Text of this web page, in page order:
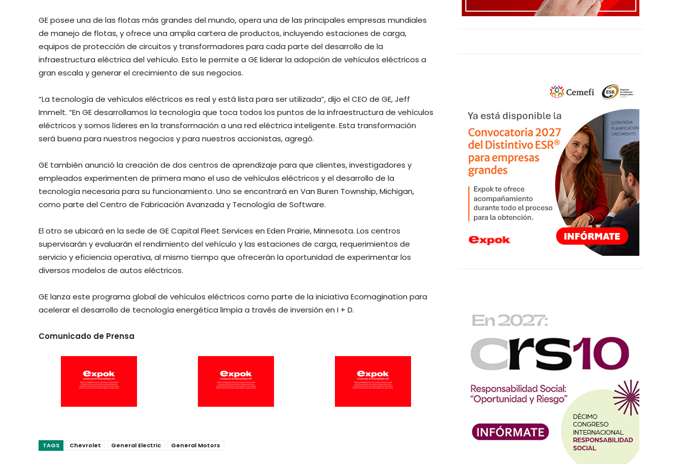
GE posee una de las flotas más grandes del mundo, opera una de las principales empresas mundiales
de manejo de flotas, y ofrece una amplia cartera de productos, incluyendo estaciones de carga,
equipos de protección de circuitos y transformadores para cada parte del desarrollo de la
infraestructura eléctrica del vehículo. Esto le permite a GE liderar la adopción de vehículos eléctricos a
gran escala y generar el crecimiento de sus negocios.
“La tecnología de vehículos eléctricos es real y está lista para ser utilizada”, dijo el CEO de GE, Jeff
Immelt. “En GE desarrollamos la tecnología que toca todos los puntos de la infraestructura de vehículos
eléctricos y somos líderes en la transformación a una red eléctrica inteligente. Esta transformación
será buena para nuestros negocios y para nuestros accionistas, agregó.
GE también anunció la creación de dos centros de aprendizaje para que clientes, investigadores y
empleados experimenten de primera mano el uso de vehículos eléctricos y el desarrollo de la
tecnología necesaria para su funcionamiento. Uno se encontrará en Van Buren Township, Michigan,
como parte del Centro de Fabricación Avanzada y Tecnología de Software.
El otro se ubicará en la sede de GE Capital Fleet Services en Eden Prairie, Minnesota. Los centros
supervisarán y evaluarán el rendimiento del vehículo y las estaciones de carga, requerimientos de
servicio y eficiencia operativa, al mismo tiempo que ofrecerán la oportunidad de experimentar los
diversos modelos de autos eléctricos.
GE lanza este programa global de vehículos eléctricos como parte de la iniciativa Ecomagination para
acelerar el desarrollo de tecnología energética limpia a través de inversión en I + D.
Comunicado de Prensa
TAGS Chevrolet General Electric General Motors